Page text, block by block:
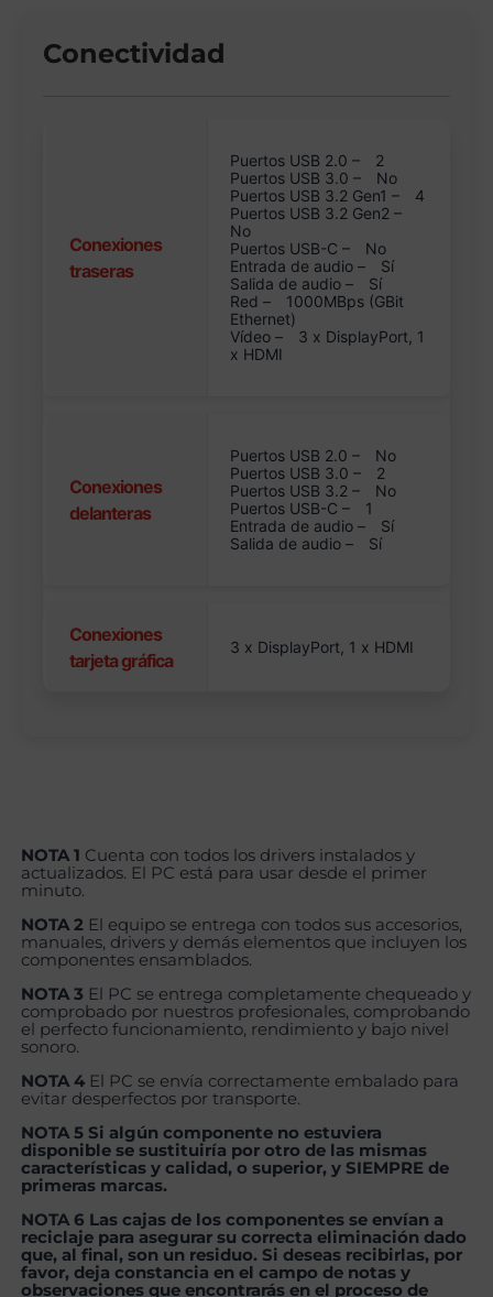
Conectividad
Conexiones
traseras
Puertos USB 2.0 –
2
Puertos USB 3.0 –
No
Puertos USB 3.2 Gen1 –
4
Puertos USB 3.2 Gen2 –
No
Puertos USB-C –
No
Entrada de audio –
Sí
Salida de audio –
Sí
Red –
1000MBps (GBit
Ethernet)
Vídeo –
3 x DisplayPort, 1
x HDMI
Conexiones
delanteras
Puertos USB 2.0 –
No
Puertos USB 3.0 –
2
Puertos USB 3.2 –
No
Puertos USB-C –
1
Entrada de audio –
Sí
Salida de audio –
Sí
Conexiones
tarjeta gráfica
3 x DisplayPort, 1 x HDMI
NOTA 1 Cuenta con todos los drivers instalados y
actualizados. El PC está para usar desde el primer
minuto.
NOTA 2 El equipo se entrega con todos sus accesorios,
manuales, drivers y demás elementos que incluyen los
componentes ensamblados.
NOTA 3 El PC se entrega completamente chequeado y
comprobado por nuestros profesionales, comprobando
el perfecto funcionamiento, rendimiento y bajo nivel
sonoro.
NOTA 4 El PC se envía correctamente embalado para
evitar desperfectos por transporte.
NOTA 5 Si algún componente no estuviera
disponible se sustituiría por otro de las mismas
características y calidad, o superior, y SIEMPRE de
primeras marcas.
NOTA 6 Las cajas de los componentes se envían a
reciclaje para asegurar su correcta eliminación dado
que, al final, son un residuo. Si deseas recibirlas, por
favor, deja constancia en el campo de notas y
observaciones que encontrarás en el proceso de